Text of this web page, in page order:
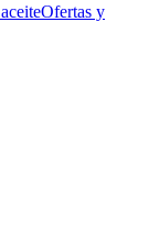
Ofertas y